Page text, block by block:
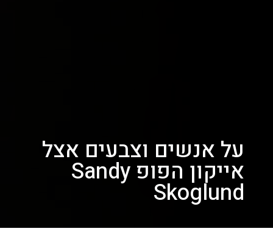
על אנשים וצבעים אצל
אייקון הפופ Sandy
Skoglund